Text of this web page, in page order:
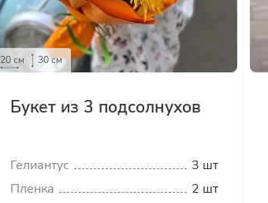
20 см 30 см
Букет из 3 подсолнухов
Гелиантус
3 шт
Пленка
2 шт